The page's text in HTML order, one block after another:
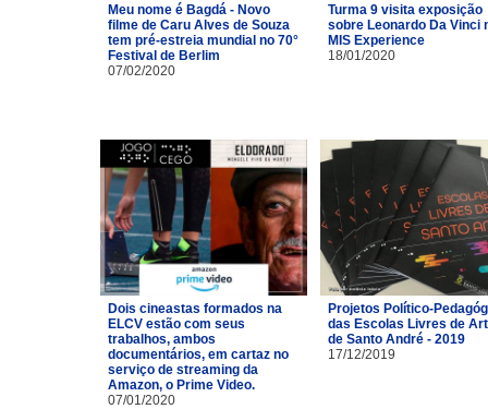
Meu nome é Bagdá - Novo
filme de Caru Alves de Souza
tem pré-estreia mundial no 70°
Festival de Berlim
07/02/2020
Turma 9 visita exposição
sobre Leonardo Da Vinci
MIS Experience
18/01/2020
Dois cineastas formados na
ELCV estão com seus
trabalhos, ambos
documentários, em cartaz no
serviço de streaming da
Amazon, o Prime Video.
07/01/2020
Projetos Político-
das Escolas Livres de
de Santo André - 2019
17/12/2019